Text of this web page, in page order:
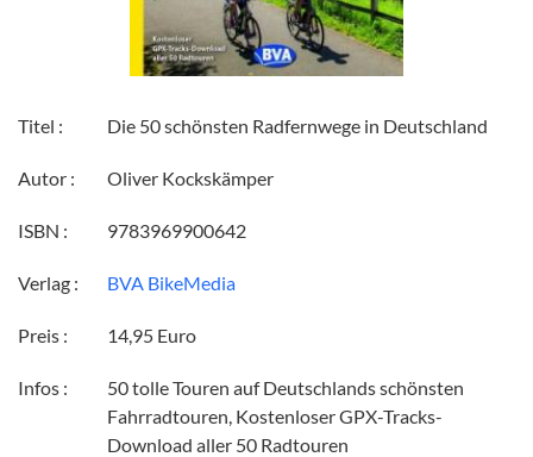
Titel : Die 50 schönsten Radfernwege in Deutschland
Autor : Oliver Kockskämper
ISBN : 9783969900642
Verlag : BVA BikeMedia
Preis : 14,95 Euro
Infos :
50 tolle Touren auf Deutschlands schönsten
Fahrradtouren, Kostenloser GPX-Tracks-
Download aller 50 Radtouren